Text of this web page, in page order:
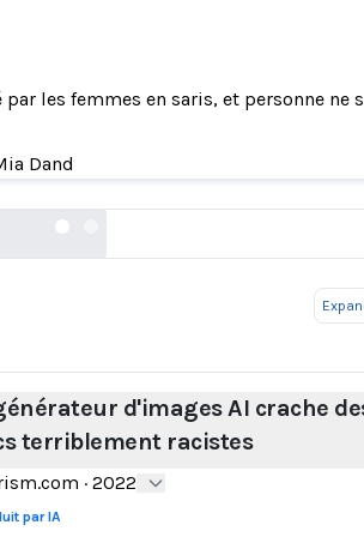
par les femmes en saris, et personne ne
Dand
AI crache des trucs
d'images AI crache
terriblement racistes
· 2022
par IA